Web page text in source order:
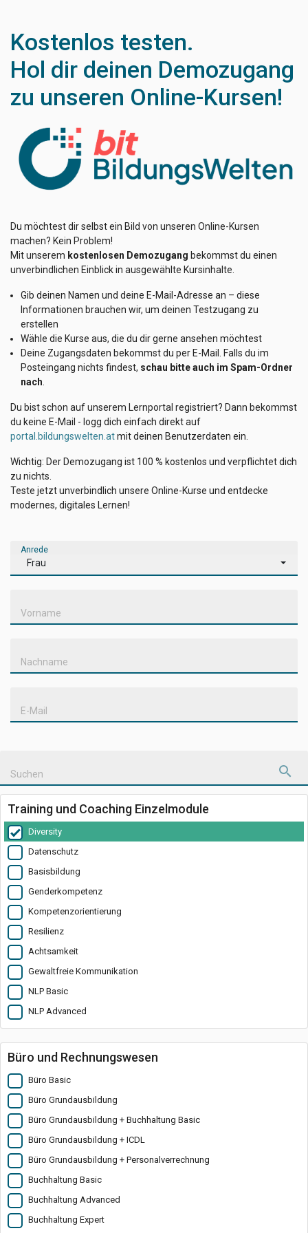
Kostenlos testen.
Hol dir deinen Demozugang
zu unseren Online-Kursen!
Du möchtest dir selbst ein Bild von unseren Online-Kursen
machen? Kein Problem!
Mit unserem kostenlosen Demozugang bekommst du einen
unverbindlichen Einblick in ausgewählte Kursinhalte.
Gib deinen Namen und deine E-Mail-Adresse an – diese
Informationen brauchen wir, um deinen Testzugang zu
erstellen
Wähle die Kurse aus, die du dir gerne ansehen möchtest
Deine Zugangsdaten bekommst du per E-Mail. Falls du im
Posteingang nichts findest, schau bitte auch im Spam-Ordner
nach.
Du bist schon auf unserem Lernportal registriert? Dann bekommst
du keine E-Mail - logg dich einfach direkt auf
portal.bildungswelten.atmit deinen Benutzerdaten ein.
Wichtig: Der Demozugang ist 100 % kostenlos und verpflichtet dich
zu nichts.
Teste jetzt unverbindlich unsere Online-Kurse und entdecke
modernes, digitales Lernen!
Frau
Anrede
Vorname
Nachname
E-Mail
Suchen
Training und Coaching Einzelmodule
Diversity
Datenschutz
Basisbildung
Genderkompetenz
Kompetenzorientierung
Resilienz
Achtsamkeit
Gewaltfreie Kommunikation
NLP Basic
NLP Advanced
Büro und Rechnungswesen
Büro Basic
Büro Grundausbildung
Büro Grundausbildung + Buchhaltung Basic
Büro Grundausbildung + ICDL
Büro Grundausbildung + Personalverrechnung
Buchhaltung Basic
Buchhaltung Advanced
Buchhaltung Expert